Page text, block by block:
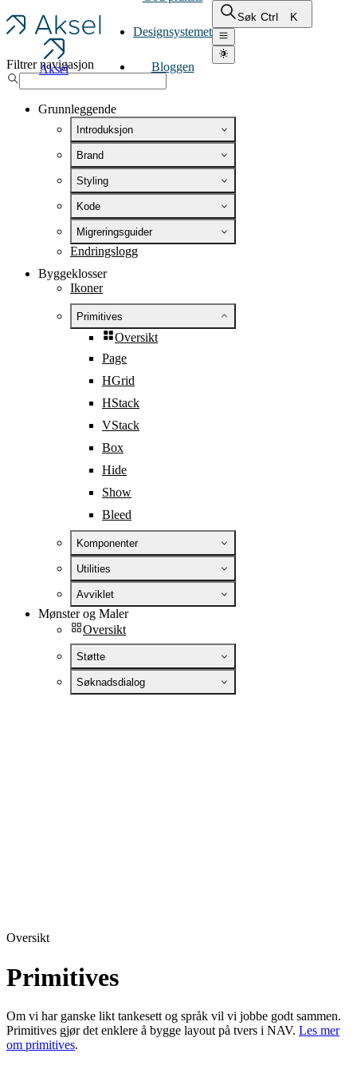
Aksel
Designsystemet
Bloggen
Søk Ctrl K
Filtrer navigasjon
Grunnleggende
Introduksjon
Brand
Styling
Kode
Migreringsguider
Endringslogg
Byggeklosser
Ikoner
Primitives
Oversikt
Page
HGrid
HStack
VStack
Box
Hide
Show
Bleed
Komponenter
Utilities
Avviklet
Mønster og Maler
Oversikt
Støtte
Søknadsdialog
Oversikt
Primitives
Om vi har ganske likt tankesett og språk vil vi jobbe godt sammen.
Primitives gjør det enklere å bygge layout på tvers i NAV. Les mer
om primitives.